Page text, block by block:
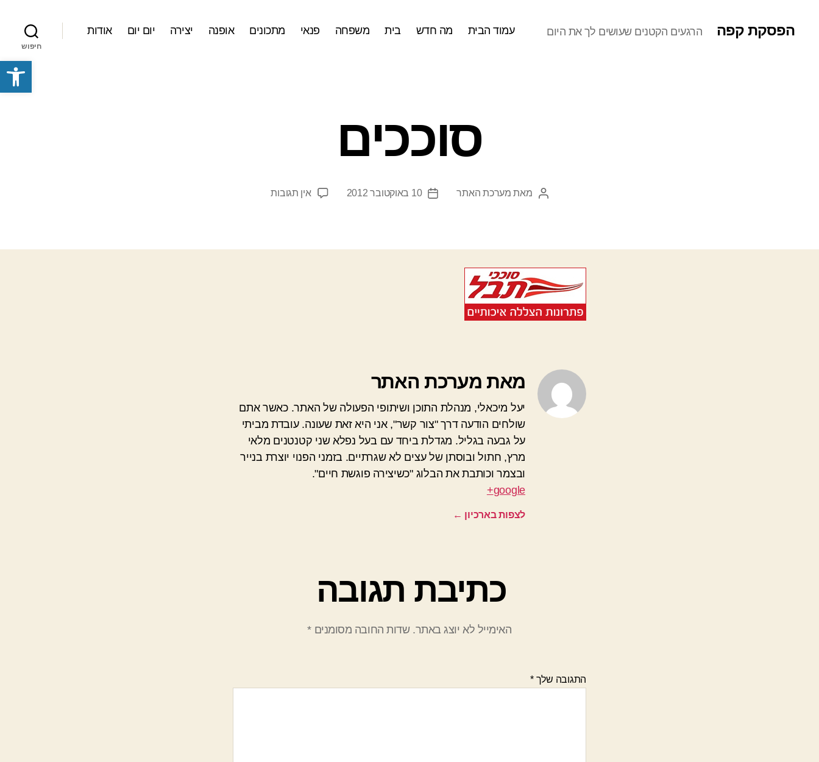
פתח סרגל נגישות
הפסקת קפה הרגעים הקטנים שעושים לך את היום עמוד הבית מה חדש בית משפחה פנאי מתכונים אופנה יצירה יום יום אודות
חיפוש
סוככים
המחבר
מאת מערכת האתר
תאריך
10 באוקטובר 2012 אין תגובותעל
מאת מערכת האתר
יעל מיכאלי, מנהלת התוכן ושיתופי הפעולה של האתר. כאשר אתם
שולחים הודעה דרך "צור קשר", אני היא זאת שעונה. עובדת מביתי
על גבעה בגליל. מגדלת ביחד עם בעל נפלא שני קטנטנים מלאי
מרץ, חתול ובוסתן של עצים לא שגרתיים. בזמני הפנוי יוצרת בנייר
ובצמר וכותבת את הבלוג "כשיצירה פוגשת חיים".
google+
לצפות בארכיון ←
כתיבת תגובה
האימייל לא יוצג באתר. שדות החובה מסומנים*
התגובה שלך*